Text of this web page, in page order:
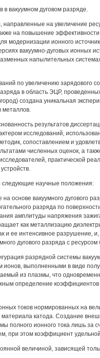
в вакуумном дуговом разряде.
направленные на увеличение
на повышение
модернизации ионного
вакуумно-дуговых ионных
напылительных
по увеличению зарядового
в область ЭЦР,
создана уникальная
металлов.
результатов
исследований,
сопоставлением и
численных оценок, а
практической
следующие научные положения:
на основе вакуумного дугового
разряда по
амплитуды напряжения
как металлизацию
и ее интенсивное разрушение,
дугового разряда с
разрядной системы
ионов, выполненными в виде
из плазмы, что
определение
токов нормированных на
материала катода. Создание
полного ионного тока лишь за
при этом коэффициент
величиной, зависящей